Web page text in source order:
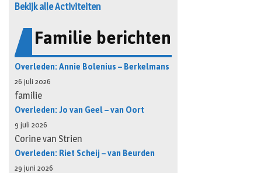
Bekijk alle Activiteiten
Familie berichten
Overleden: Annie Bolenius – Berkelmans
26 juli 2026
familie
Overleden: Jo van Geel – van Oort
9 juli 2026
Corine van Strien
Overleden: Riet Scheij – van Beurden
29 juni 2026